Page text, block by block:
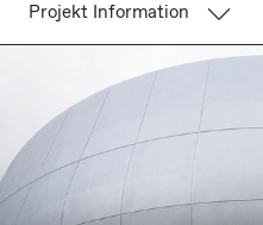
Projekt Information